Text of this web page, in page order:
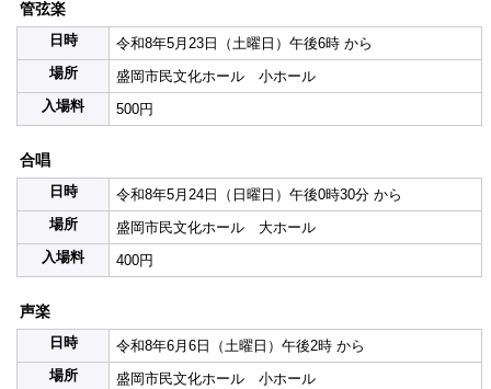
管弦楽
日時
令和8年5月23日（土曜日）午後6時 から
場所
盛岡市民文化ホール 小ホール
入場料
500円
合唱
日時
令和8年5月24日（日曜日）午後0時30分 から
場所
盛岡市民文化ホール 大ホール
入場料
400円
声楽
日時
令和8年6月6日（土曜日）午後2時 から
場所
盛岡市民文化ホール 小ホール